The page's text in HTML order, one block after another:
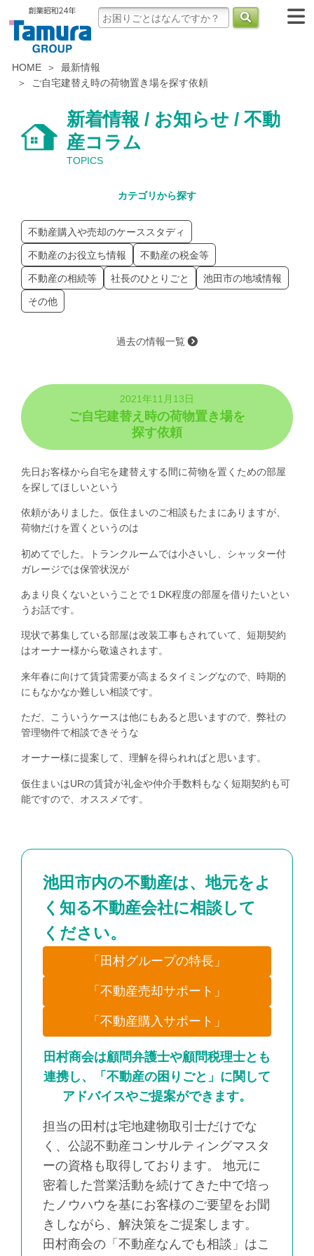
HOME
最新情報
ご自宅建替え時の荷物置き場を探す依頼
新着情報 / お知らせ / 不動
産コラム
TOPICS
カテゴリから探す
不動産購入や売却のケーススタディ
不動産のお役立ち情報 不動産の税金等
不動産の相続等 社長のひとりごと 池田市の地域情報
その他
過去の情報一覧
2021年11月13日
ご自宅建替え時の荷物置き場を
探す依頼
先日お客様から自宅を建替えする間に荷物を置くための部屋
を探してほしいという
依頼がありました。仮住まいのご相談もたまにありますが、
荷物だけを置くというのは
初めてでした。トランクルームでは小さいし、シャッター付
ガレージでは保管状況が
あまり良くないということで１DK程度の部屋を借りたいとい
うお話です。
現状で募集している部屋は改装工事もされていて、短期契約
はオーナー様から敬遠されます。
来年春に向けて賃貸需要が高まるタイミングなので、時期的
にもなかなか難しい相談です。
ただ、こういうケースは他にもあると思いますので、弊社の
管理物件で相談できそうな
オーナー様に提案して、理解を得られればと思います。
仮住まいはURの賃貸が礼金や仲介手数料もなく短期契約も可
能ですので、オススメです。
池田市内の不動産は、地元をよ
く知る不動産会社に相談して
ください。
「田村グループの特長」
「不動産売却サポート」
「不動産購入サポート」
田村商会は顧問弁護士や顧問税理士とも
連携し、「不動産の困りごと」に関して
アドバイスやご提案ができます。
担当の田村は宅地建物取引士だけでな
く、公認不動産コンサルティングマスタ
ーの資格も取得しております。 地元に
密着した営業活動を続けてきた中で培っ
たノウハウを基にお客様のご要望をお聞
きしながら、解決策をご提案します。
田村商会の「不動産なんでも相談」はこ